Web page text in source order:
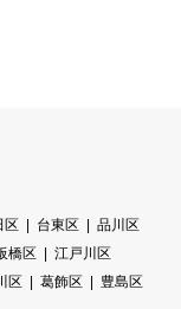
区 台東区
品川区
橋区
江戸川区
区 葛飾区
豊島区